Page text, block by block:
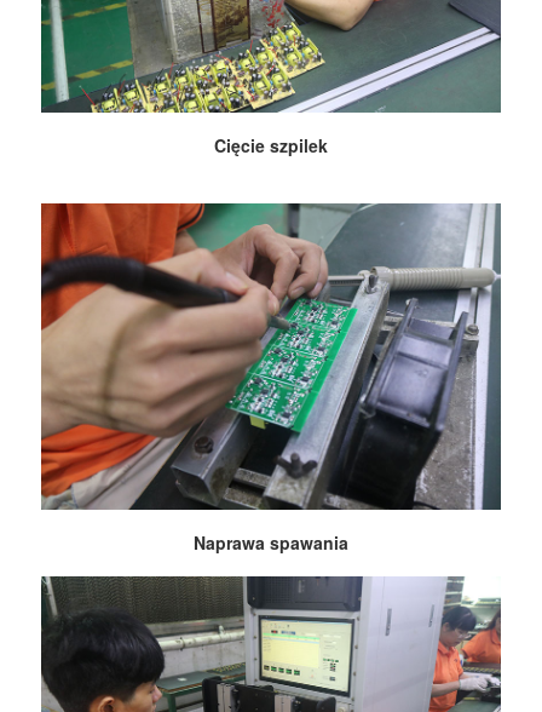
Cięcie szpilek
Naprawa spawania